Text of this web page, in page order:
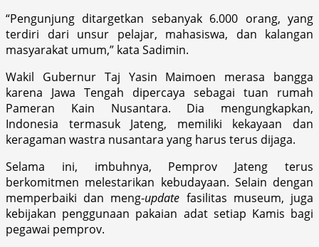
“Pengunjung ditargetkan sebanyak 6.000 orang, yang
terdiri dari unsur pelajar, mahasiswa, dan kalangan
masyarakat umum,” kata Sadimin.
Wakil Gubernur Taj Yasin Maimoen merasa bangga
karena Jawa Tengah dipercaya sebagai tuan rumah
Pameran Kain Nusantara. Dia mengungkapkan,
Indonesia termasuk Jateng, memiliki kekayaan dan
keragaman wastra nusantara yang harus terus dijaga.
Selama ini, imbuhnya, Pemprov Jateng terus
berkomitmen melestarikan kebudayaan. Selain dengan
memperbaiki dan meng-update fasilitas museum, juga
kebijakan penggunaan pakaian adat setiap Kamis bagi
pegawai pemprov.